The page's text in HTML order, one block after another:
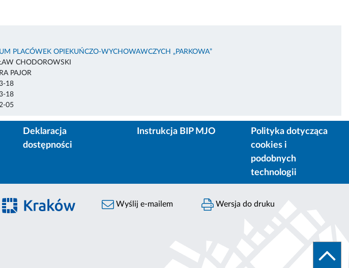
PLACÓWEK OPIEKUŃCZO-WYCHOWAWCZYCH „PARKOWA”
CHODOROWSKI
PAJOR
18
18
05
Deklaracja
dostępności
Instrukcja BIP MJO
Polityka dotycząca
cookies i
podobnych
technologii
Wyślij e-mailem Wersja do druku